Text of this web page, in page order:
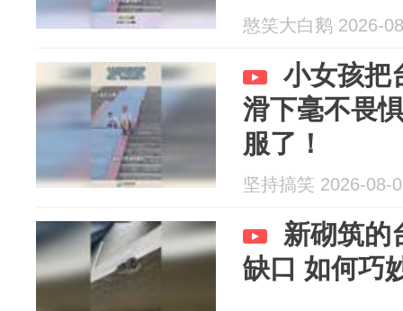
憨笑大白鹅 2026-
小女孩把
滑下毫不畏
服了！
坚持搞笑 2026-08-
新砌筑的
缺口 如何巧